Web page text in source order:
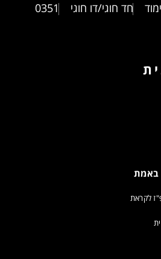
חד חוגי/דו חוגי 0351
באמת
לקראת